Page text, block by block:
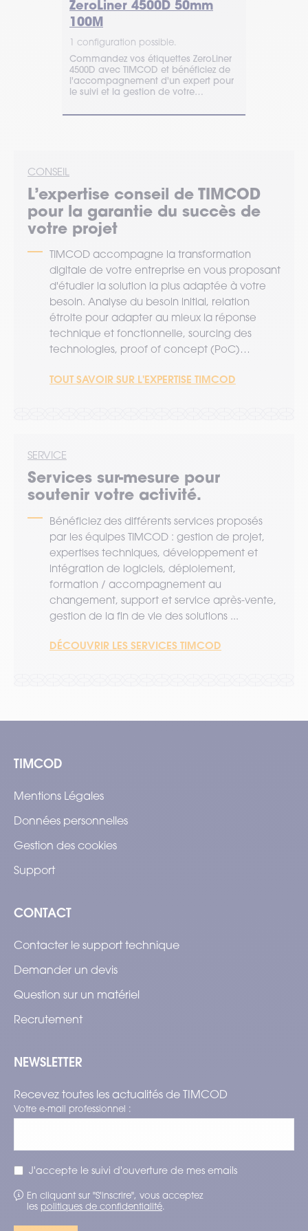
ZeroLiner 4500D 50mm
100M
1 configuration possible.
Commandez vos étiquettes ZeroLiner
4500D avec TIMCOD et bénéficiez de
l'accompagnement d'un expert pour
le suivi et la gestion de votre
CONSEIL
L’expertise conseil de TIMCOD
pour la garantie du succès de
votre projet
TIMCOD accompagne la transformation
digitale de votre entreprise en vous proposant
d'étudier la solution la plus adaptée à votre
besoin. Analyse du besoin initial, relation
étroite pour adapter au mieux la réponse
technique et fonctionnelle, sourcing des
technologies, proof of concept (PoC)…
TOUT SAVOIR SUR L'EXPERTISE TIMCOD
SERVICE
Services sur-mesure pour
soutenir votre activité.
Bénéficiez des différents services proposés
par les équipes TIMCOD : gestion de projet,
expertises techniques, développement et
intégration de logiciels, déploiement,
formation / accompagnement au
changement, support et service après-vente,
gestion de la fin de vie des solutions ...
DÉCOUVRIR LES SERVICES TIMCOD
TIMCOD
Mentions Légales
Données personnelles
Gestion des cookies
Support
CONTACT
Contacter le support technique
Demander un devis
Question sur un matériel
Recrutement
NEWSLETTER
Recevez toutes les actualités de TIMCOD
Votre e-mail professionnel :
J'accepte le suivi d'ouverture de mes emails
En cliquant sur "S'inscrire", vous acceptez
les politiques de confidentialité.